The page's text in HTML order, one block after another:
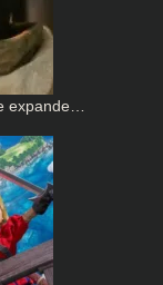
expande…